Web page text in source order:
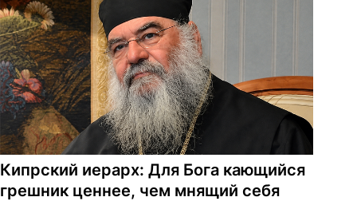
Кипрский иерарх: Для Бога кающийся
грешник ценнее, чем мнящий себя